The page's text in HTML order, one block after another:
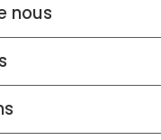
nous